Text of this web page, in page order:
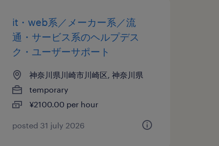
it・web系／メーカー系／流
通・サービス系のヘルプデス
ク・ユーザーサポート
神奈川県川崎市川崎区, 神奈川県
temporary
¥2100.00 per hour
posted 31 july 2026